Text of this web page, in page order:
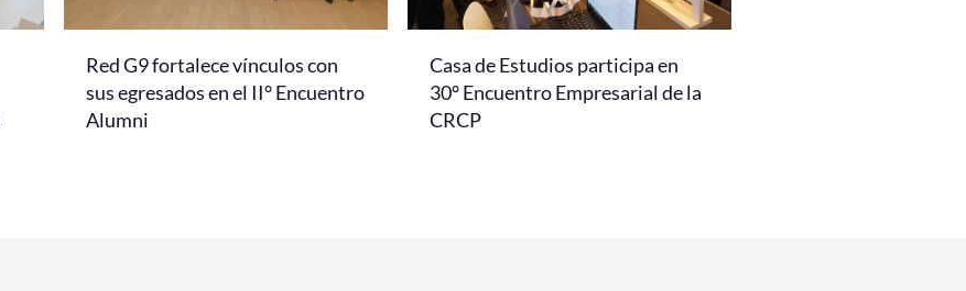
Red G9 fortalece vínculos con
sus egresados en el II° Encuentro
Alumni
Casa de Estudios participa en
30° Encuentro Empresarial de la
CRCP